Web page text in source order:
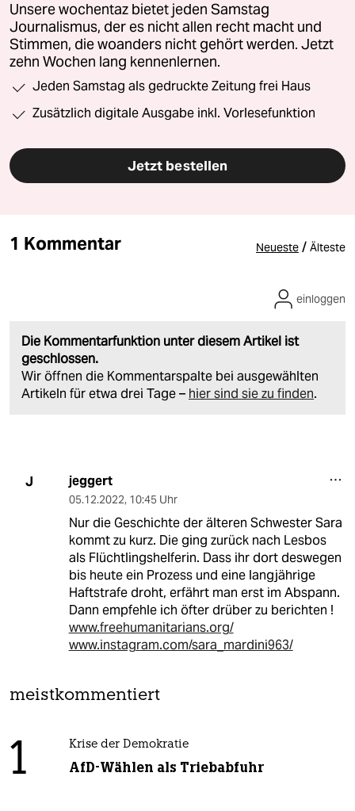
Unsere wochentaz bietet jeden Samstag
Journalismus, der es nicht allen recht macht und
Stimmen, die woanders nicht gehört werden. Jetzt
zehn Wochen lang kennenlernen.
Jeden Samstag als gedruckte Zeitung frei Haus
Zusätzlich digitale Ausgabe inkl. Vorlesefunktion
Jetzt bestellen
1 Kommentar Neueste / Älteste
Die Kommentarfunktion unter diesem Artikel ist
geschlossen.
Wir öffnen die Kommentarspalte bei ausgewählten
Artikeln für etwa drei Tage – hier sind sie zu finden.
einloggen
J jeggert
05.12.2022, 10:45 Uhr
Nur die Geschichte der älteren Schwester Sara
kommt zu kurz. Die ging zurück nach Lesbos
als Flüchtlingshelferin. Dass ihr dort deswegen
bis heute ein Prozess und eine langjährige
Haftstrafe droht, erfährt man erst im Abspann.
Dann empfehle ich öfter drüber zu berichten !
www.freehumanitarians.org/
www.instagram.com/sara_mardini963/
meistkommentiert
1 Krise der Demokratie
AfD-Wählen als Triebabfuhr